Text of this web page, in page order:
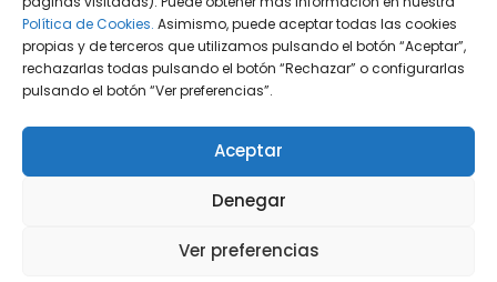
Política de Cookies. Asimismo, puede aceptar todas las cookies
propias y de terceros que utilizamos pulsando el botón “Aceptar”,
rechazarlas todas pulsando el botón “Rechazar” o configurarlas
pulsando el botón “Ver preferencias”.
Aceptar
Denegar
Ver preferencias
Prensa(2)
Propiedad intelectual e industrial
Protección de datos(40)
(24)